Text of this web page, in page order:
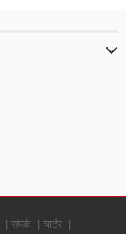
संपर्क चार्टर